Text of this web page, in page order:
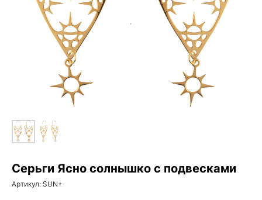
Серьги Ясно солнышко с подвесками
Артикул: SUN+